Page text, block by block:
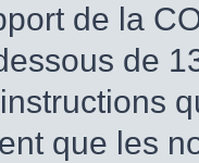
de la
de
que les